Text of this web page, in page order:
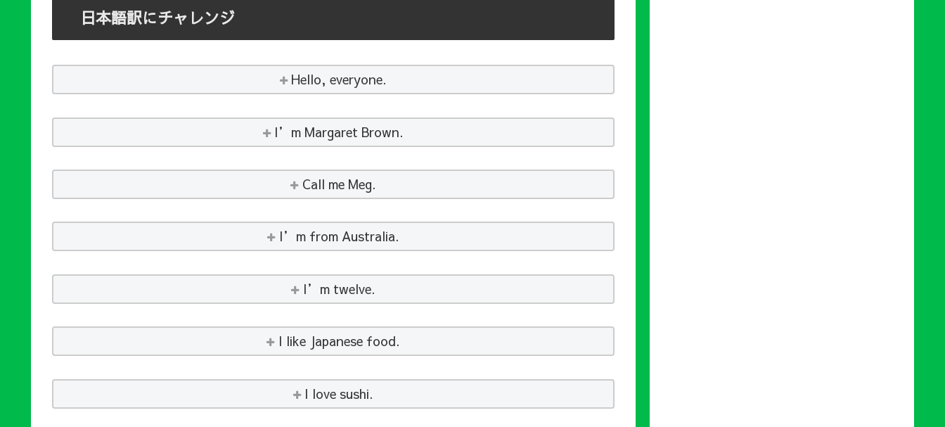
日本語訳にチャレンジ
Hello, everyone.
I’m Margaret Brown.
Call me Meg.
I’m from Australia.
I’m twelve.
I like Japanese food.
I love sushi.